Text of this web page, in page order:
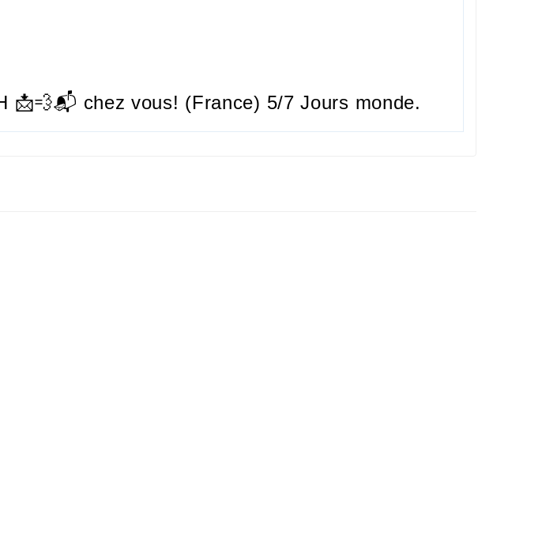
📩💨📬 chez vous! (France) 5/7 Jours monde.